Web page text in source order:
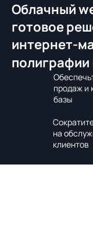
Облачный
готовое
интернет-
полиграфии
продаж и
базы
на
клиентов